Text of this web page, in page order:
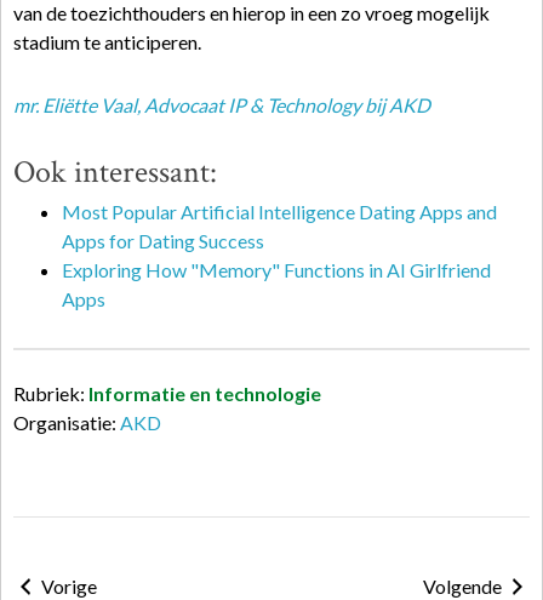
van de toezichthouders en hierop in een zo vroeg mogelijk
stadium te anticiperen.
mr. Eliëtte Vaal, Advocaat IP & Technology bij AKD
Ook interessant:
Most Popular Artificial Intelligence Dating Apps and
Apps for Dating Success
Exploring How "Memory" Functions in AI Girlfriend
Apps
Rubriek: Informatie en technologie
Organisatie: AKD
Vorige
Volgende